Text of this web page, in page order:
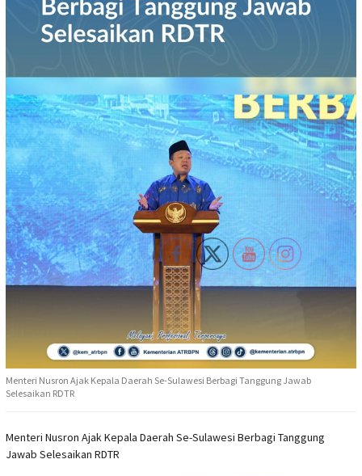
Menteri Nusron Ajak Kepala Daerah Se-Sulawesi Berbagi Tanggung Jawab
Selesaikan RDTR
Menteri Nusron Ajak Kepala Daerah Se-Sulawesi Berbagi Tanggung
Jawab Selesaikan RDTR